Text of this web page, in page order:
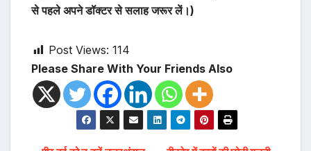
से पहले अपने डॉक्टर से सलाह जरूर लें।)
Post Views: 114
Please Share With Your Friends Also